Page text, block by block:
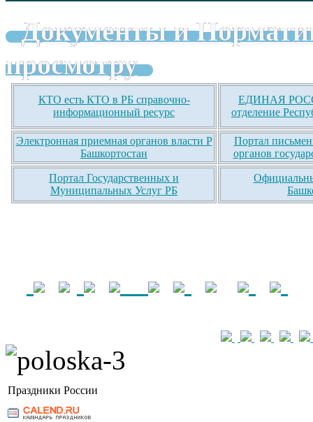
Документы и
просмотру
КТО есть КТО в РБ справочно-
информационный ресурс
ЕДИНАЯ
отделение
Электронная приемная органов власти Р
Башкортостан
Портал
органов
Портал Государственных и
Муниципальных Услуг РБ
Праздники России